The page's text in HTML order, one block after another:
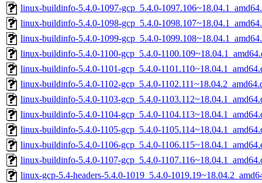
linux-buildinfo-5.4.0-1097-gcp_5.4.0-
linux-buildinfo-5.4.0-1098-gcp_5.4.0-
linux-buildinfo-5.4.0-1099-gcp_5.4.0-
linux-buildinfo-5.4.0-1100-gcp_5.4.0-
linux-buildinfo-5.4.0-1101-gcp_5.4.0-
linux-buildinfo-5.4.0-1102-gcp_5.4.0-
linux-buildinfo-5.4.0-1103-gcp_5.4.0-
linux-buildinfo-5.4.0-1104-gcp_5.4.0-
linux-buildinfo-5.4.0-1105-gcp_5.4.0-
linux-buildinfo-5.4.0-1106-gcp_5.4.0-
linux-buildinfo-5.4.0-1107-gcp_5.4.0-
linux-gcp-5.4-headers-5.4.0-1019_5.4.0-